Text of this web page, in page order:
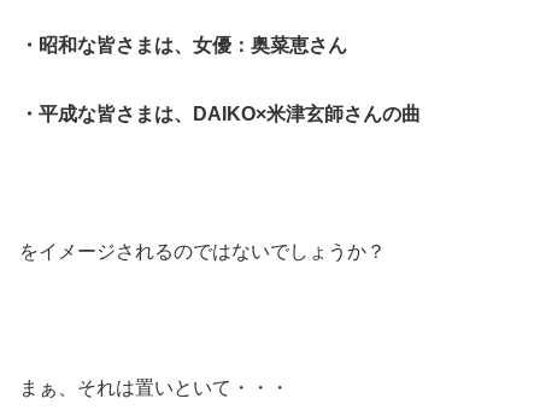
・昭和な皆さまは、女優：奥菜恵さん
・平成な皆さまは、DAIKO×米津玄師さんの曲
をイメージされるのではないでしょうか？
まぁ、それは置いといて・・・